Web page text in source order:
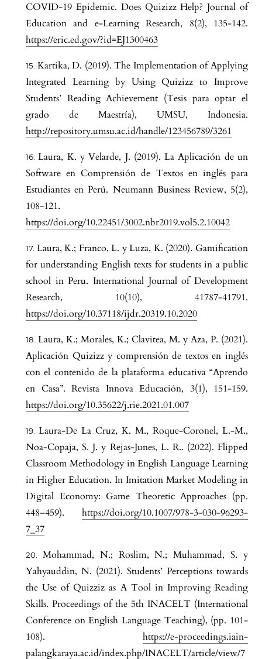
COVID-19 Epidemic. Does Quizizz Help? Journal of
Education and e-Learning Research, 8(2), 135-142.
https://eric.ed.gov/?id=EJ1300463
Kartika, D. (2019). The Implementation of Applying
Integrated Learning by Using Quizizz to Improve
Students’ Reading Achievement (Tesis para optar el
grado de Maestría), UMSU, Indonesia.
http://repository.umsu.ac.id/handle/123456789/3261
Laura, K. y Velarde, J. (2019). La Aplicación de un
Software en Comprensión de Textos en inglés para
Estudiantes en Perú. Neumann Business Review, 5(2),
108-121.
https://doi.org/10.22451/3002.nbr2019.vol5.2.10042
Laura, K.; Franco, L. y Luza, K. (2020). Gamification
for understanding English texts for students in a public
school in Peru. International Journal of Development
Research, 10(10), 41787-41791.
https://doi.org/10.37118/ijdr.20319.10.2020
Laura, K.; Morales, K.; Clavitea, M. y Aza, P. (2021).
Aplicación Quizizz y comprensión de textos en inglés
con el contenido de la plataforma educativa “Aprendo
en Casa”. Revista Innova Educación, 3(1), 151-159.
https://doi.org/10.35622/j.rie.2021.01.007
Laura-De La Cruz, K. M., Roque-Coronel, L.-M.,
Noa-Copaja, S. J. y Rejas-Junes, L. R.. (2022). Flipped
Classroom Methodology in English Language Learning
in Higher Education. In Imitation Market Modeling in
Digital Economy: Game Theoretic Approaches (pp.
448–459). https://doi.org/10.1007/978-3-030-96293-
7_37
Mohammad, N.; Roslim, N.; Muhammad, S. y
Yahyauddin, N. (2021). Students’ Perceptions towards
the Use of Quizziz as A Tool in Improving Reading
Skills. Proceedings of the 5th INACELT (International
Conference on English Language Teaching), (pp. 101-
108). https://e-proceedings.iain-
palangkaraya.ac.id/index.php/INACELT/article/view/7